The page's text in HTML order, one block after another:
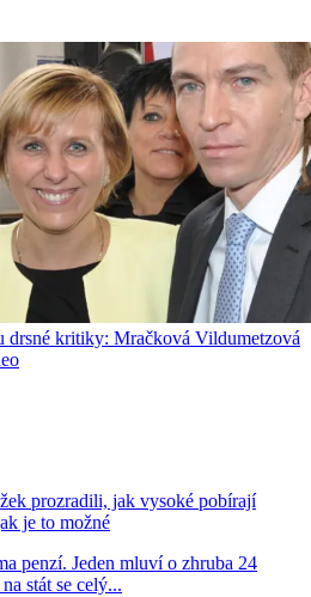
drsné kritiky: Mračková Vildumetzová
prozradili, jak vysoké pobírají
je to možné
penzí. Jeden mluví o zhruba 24
stát se celý...